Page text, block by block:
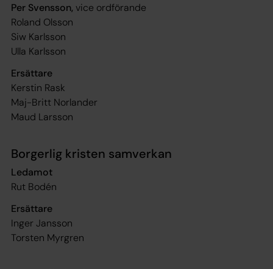
Per Svensson,vice ordförande
Roland Olsson
Siw Karlsson
Ulla Karlsson
Ersättare
Kerstin Rask
Maj-Britt Norlander
Maud Larsson
Borgerlig kristen samverkan
Ledamot
Rut Bodén
Ersättare
Inger Jansson
Torsten Myrgren